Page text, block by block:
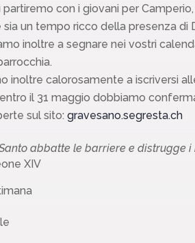
partiremo con i giovani per
sia un tempo ricco della presenza di
inoltre a segnare nei vostri
inoltre calorosamente a iscriversi
il 31 maggio dobbiamo
sul sito:gravesano.segresta.ch
abbatte le barriere e distrugge i
XIV